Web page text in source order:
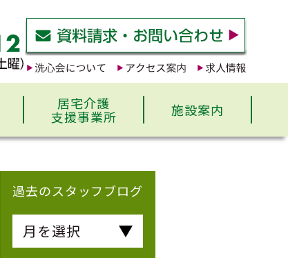
居宅介護
支援事業所 施設案内
過去のスタッフブログ
月を選択